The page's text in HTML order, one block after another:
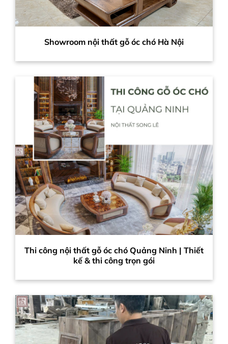
Showroom nội thất gỗ óc chó Hà Nội
Thi công nội thất gỗ óc chó Quảng Ninh | Thiết
kế & thi công trọn gói